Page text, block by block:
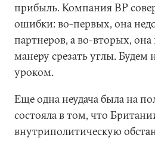
прибыль. Компания BP
ошибки: во-первых, она
партнеров, а во-вторых,
манеру срезать углы. Будем
уроком.
Еще одна неудача была на
состояла в том, что
внутриполитическую